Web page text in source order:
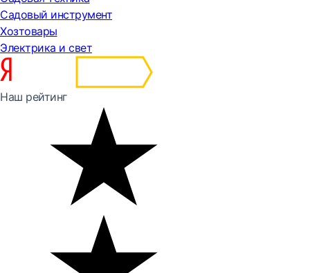
Садовый инструмент
Хозтовары
Электрика и свет
Наш рейтинг